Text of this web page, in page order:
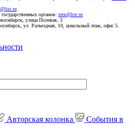
органов: irex@list.ru
улица Полевая, 3
ул. Разъездная, 10, цокольный этаж, офис 5.
Авторская колонка
События в